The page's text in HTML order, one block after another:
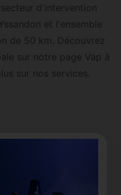
d'intervention
et l'ensemble
de 50 km. Découvrez
sur notre page Vap à
sur nos services.